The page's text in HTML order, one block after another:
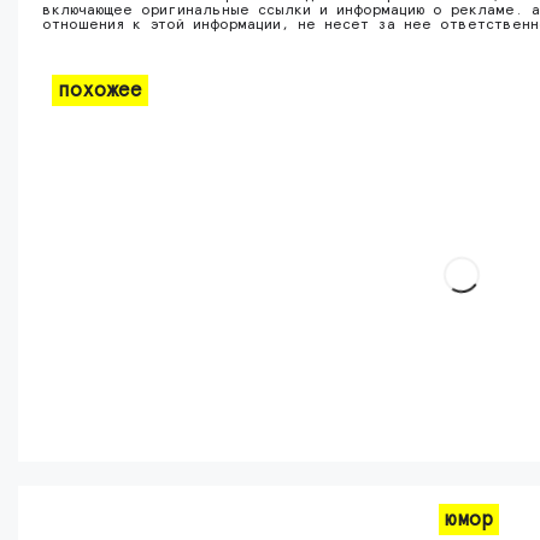
включающее оригинальные ссылки и информацию о рекламе.
отношения к этой информации, не несет за нее
похожее
юмор